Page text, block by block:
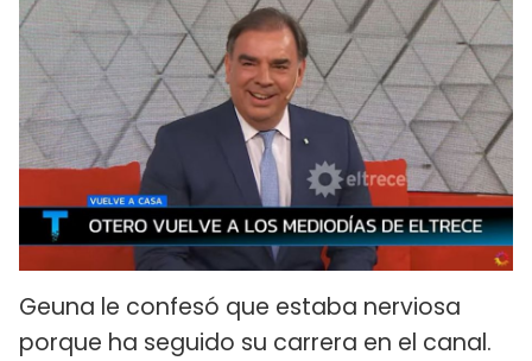
Geuna le confesó que estaba nerviosa
porque ha seguido su carrera en el canal.